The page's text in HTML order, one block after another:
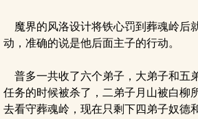
魔界的风洛设计将铁心罚到葬魂岭后
动，准确的说是他后面主子的行动。
普多一共收了六个弟子，大弟子和五
任务的时候被杀了，二弟子月山被白柳
去看守葬魂岭，现在只剩下四弟子奴德